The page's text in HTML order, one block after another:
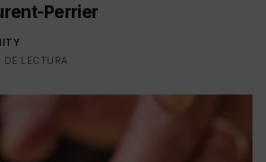
Perrier
LECTURA